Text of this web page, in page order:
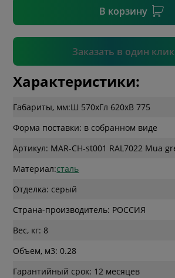
В корзину
Заказать в один клик
Подтвердить
Характеристики:
Габариты, мм:Ш 570xГл 620xВ 775
Форма поставки: в собранном виде
Артикул: MAR-CH-st001 RAL7022 Mua
Материал:сталь
Отделка: серый
Страна-производитель: РОССИЯ
Вес, кг: 8
Объем, м3: 0.28
Гарантийный срок: 12 месяцев